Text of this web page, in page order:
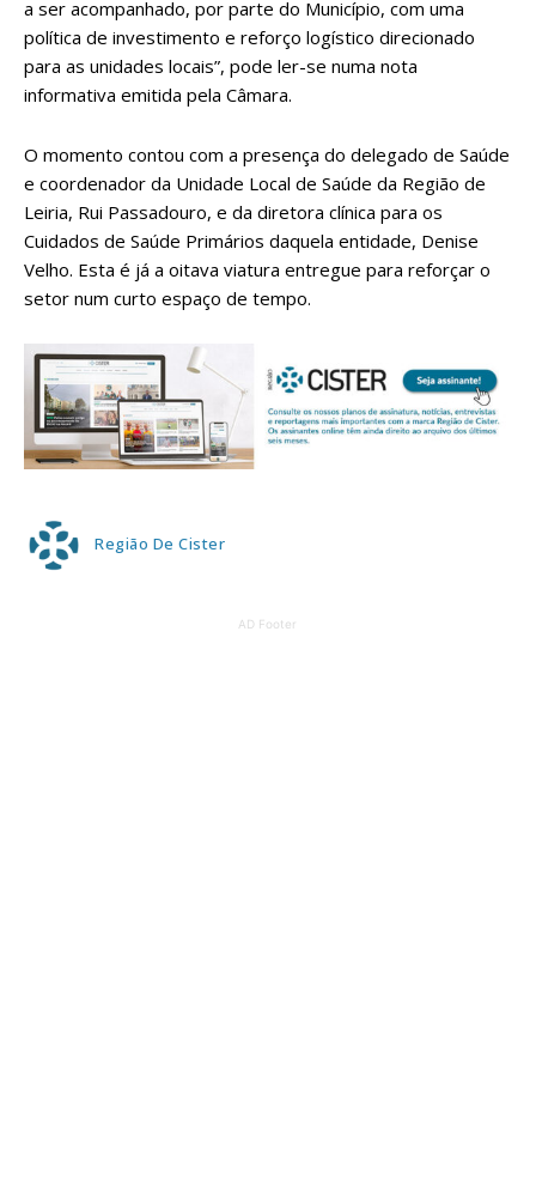
a ser acompanhado, por parte do Município, com uma
política de investimento e reforço logístico direcionado
para as unidades locais”, pode ler-se numa nota
informativa emitida pela Câmara.
O momento contou com a presença do delegado de Saúde
e coordenador da Unidade Local de Saúde da Região de
Leiria, Rui Passadouro, e da diretora clínica para os
Cuidados de Saúde Primários daquela entidade, Denise
Velho. Esta é já a oitava viatura entregue para reforçar o
setor num curto espaço de tempo.
Região De Cister
AD Footer